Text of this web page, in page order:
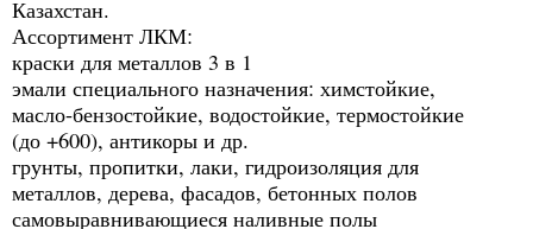
Казахстан.
Ассортимент ЛКМ:
краски для металлов 3 в 1
эмали специального назначения: химстойкие,
масло-бензостойкие, водостойкие, термостойкие
(до +600), антикоры и др.
грунты, пропитки, лаки, гидроизоляция для
металлов, дерева, фасадов, бетонных полов
самовыравнивающиеся наливные полы